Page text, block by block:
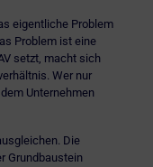
eigentliche Problem
Problem ist eine
setzt, macht sich
Wer nur
Unternehmen
Die
Grundbaustein